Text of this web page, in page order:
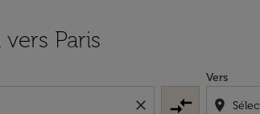
Paris
close compare_arrows
Vers
location_on